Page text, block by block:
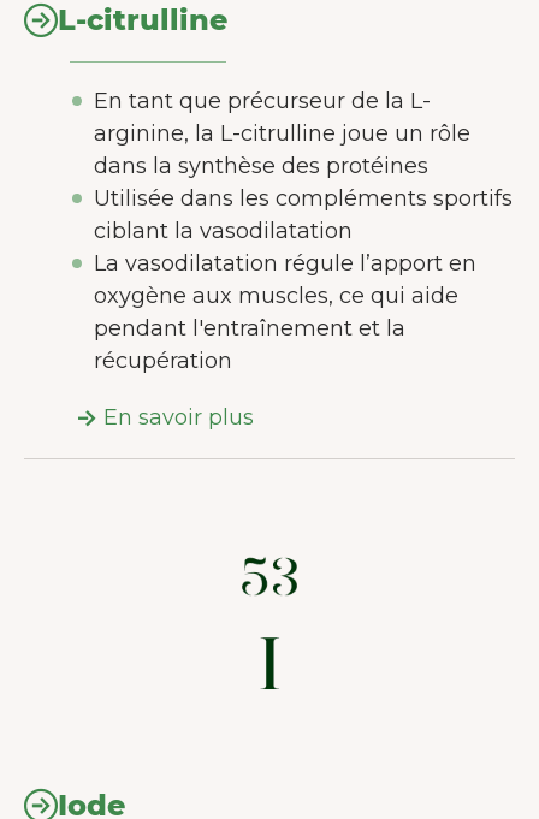
L-citrulline
En tant que précurseur de la L-
arginine, la L-citrulline joue un rôle
dans la synthèse des protéines
Utilisée dans les compléments sportifs
ciblant la vasodilatation
La vasodilatation régule l’apport en
oxygène aux muscles, ce qui aide
pendant l'entraînement et la
récupération
En savoir plus
Iode
BIENVENUE CHEZ JUNAIU.
Nous utilisons des cookies sur notre
site web afin d'améliorer l'expérience